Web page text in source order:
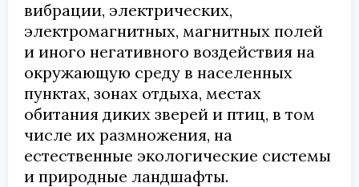
вибрации, электрических,
электромагнитных, магнитных полей
и иного негативного воздействия на
окружающую среду в населенных
пунктах, зонах отдыха, местах
обитания диких зверей и птиц, в том
числе их размножения, на
естественные экологические системы
и природные ландшафты.